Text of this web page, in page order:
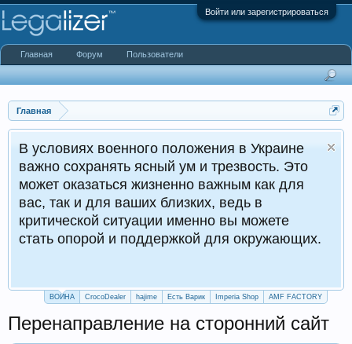
Войти или зарегистрироваться
Главная
военного положения в Украине
ясный ум и трезвость. Это
жизненно важным как для
для ваших близких, ведь в
ситуации именно вы можете
и поддержкой для окружающих.
ВОЙНА CrocoDealer hajime Есть Варик Imperia Shop AMF FACTORY
Перенаправление на сторонний сайт
Главная Форум Пользователи